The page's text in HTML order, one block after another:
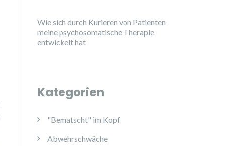
Wie sich durch Kurieren von Patienten
meine psychosomatische Therapie
entwickelt hat
Kategorien
"Bematscht" im Kopf
Abwehrschwäche